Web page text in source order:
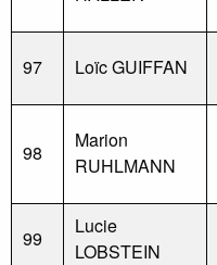
97 Loïc GUIFFAN
98
Marion
RUHLMANN
99
Lucie
LOBSTEIN